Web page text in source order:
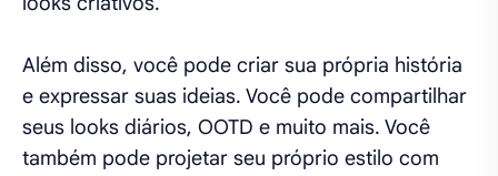
Além disso, você pode criar sua própria história
e expressar suas ideias. Você pode compartilhar
seus looks diários, OOTD e muito mais. Você
também pode projetar seu próprio estilo com